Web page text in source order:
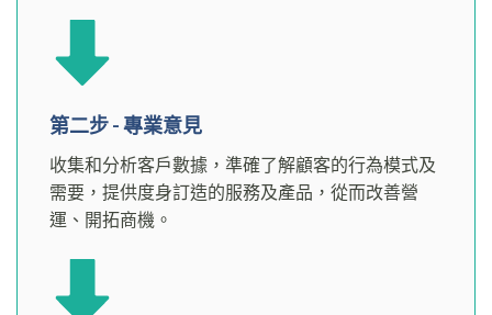
第二步 - 專業意見
收集和分析客戶數據，準確了解顧客的行為模式及
需要，提供度身訂造的服務及產品，從而改善營
運、開拓商機。